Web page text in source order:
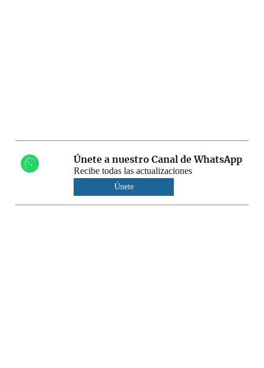
Únete a nuestro Canal de WhatsApp
Recibe todas las actualizaciones
Únete